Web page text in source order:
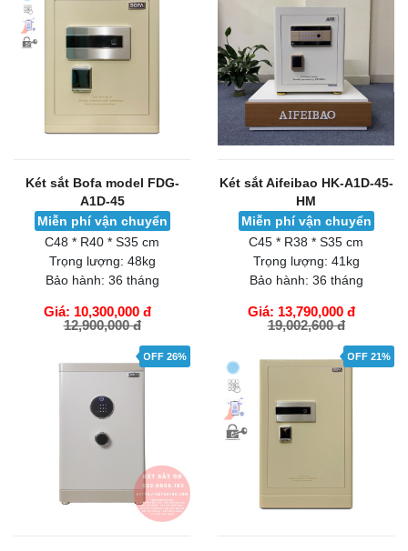
Két sắt Bofa model FDG-
A1D-45
Miễn phí vận chuyển
C48 * R40 * S35 cm
Trọng lượng: 48kg
Bảo hành: 36 tháng
Giá: 10,300,000 đ
12,900,000 đ
GIỎ HÀNG
Két sắt Aifeibao HK-A1D-45-
HM
Miễn phí vận chuyển
C45 * R38 * S35 cm
Trọng lượng: 41kg
Bảo hành: 36 tháng
Giá: 13,790,000 đ
19,002,600 đ
GIỎ HÀNG
OFF 26% OFF 21%